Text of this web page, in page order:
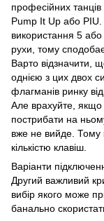
професійних
Pump It Up або PIU.
використання 5 або
рухи, тому
Варто відзначити,
однією з цих двох
флагманів ринку
Але врахуйте, якщо
пострибати на
вже не вийде. Тому
кількістю клавіш.
Варіанти
Другий важливий
вибір якого може
банально